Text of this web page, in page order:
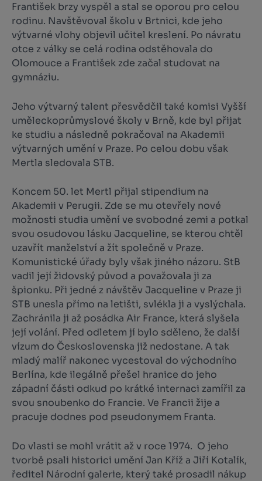
František brzy vyspěl a stal se oporou pro celou
rodinu. Navštěvoval školu v Brtnici, kde jeho
výtvarné vlohy objevil učitel kreslení. Po návratu
otce z války se celá rodina odstěhovala do
Olomouce a František zde začal studovat na
gymnáziu.
Jeho výtvarný talent přesvědčil také komisi Vyšší
uměleckoprůmyslové školy v Brně, kde byl přijat
ke studiu a následně pokračoval na Akademii
výtvarných umění v Praze. Po celou dobu však
Mertla sledovala STB.
Koncem 50. let Mertl přijal stipendium na
Akademii v Perugii. Zde se mu otevřely nové
možnosti studia umění ve svobodné zemi a potkal
svou osudovou lásku Jacqueline, se kterou chtěl
uzavřít manželství a žít společně v Praze.
Komunistické úřady byly však jiného názoru. StB
vadil její židovský původ a považovala ji za
špionku. Při jedné z návštěv Jacqueline v Praze ji
STB unesla přímo na letišti, svlékla ji a vyslýchala.
Zachránila ji až posádka Air France, která slyšela
její volání. Před odletem jí bylo sděleno, že další
vízum do Československa již nedostane. A tak
mladý malíř nakonec vycestoval do východního
Berlína, kde ilegálně přešel hranice do jeho
západní části odkud po krátké internaci zamířil za
svou snoubenko do Francie. Ve Francii žije a
pracuje dodnes pod pseudonymem Franta.
Do vlasti se mohl vrátit až v roce 1974. O jeho
tvorbě psali historici umění Jan Kříž a Jiří Kotalík,
ředitel Národní galerie, který také prosadil nákup